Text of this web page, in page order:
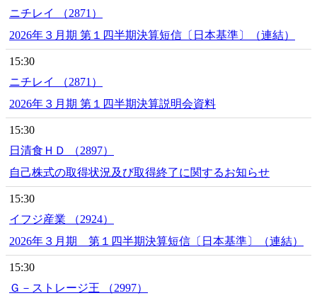
ニチレイ （2871）
2026年３月期 第１四半期決算短信〔日本基準〕（連結）
15:30
ニチレイ （2871）
2026年３月期 第１四半期決算説明会資料
15:30
日清食ＨＤ （2897）
自己株式の取得状況及び取得終了に関するお知らせ
15:30
イフジ産業 （2924）
2026年３月期 第１四半期決算短信〔日本基準〕（連結）
15:30
Ｇ－ストレージ王 （2997）